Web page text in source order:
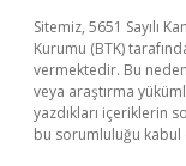
Sitemiz, 5651 Sayılı
Kurumu (BTK)
vermektedir. Bu
veya araştırma
yazdıkları içeriklerin
bu sorumluluğu kabul